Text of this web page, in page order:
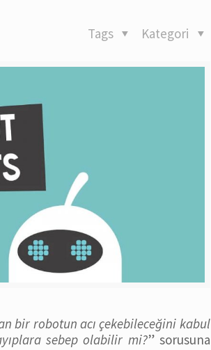
Kategori
Tags
bir robotun acı çekebileceğini kabul
sebep olabilir mi?” sorusuna